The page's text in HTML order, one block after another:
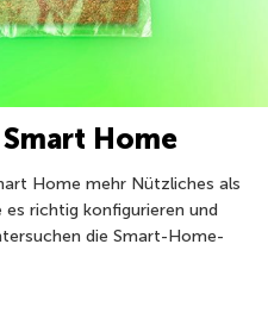
Home
Home mehr Nützliches als
richtig konfigurieren und
die Smart-Home-